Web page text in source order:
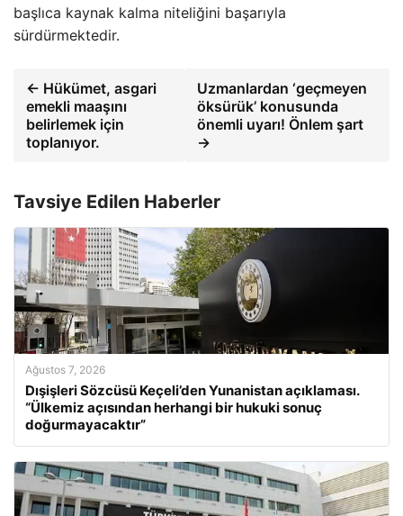
başlıca kaynak kalma niteliğini başarıyla
sürdürmektedir.
← Hükümet, asgari
emekli maaşını
belirlemek için
toplanıyor.
Uzmanlardan ‘geçmeyen
öksürük’ konusunda
önemli uyarı! Önlem şart
→
Tavsiye Edilen Haberler
Ağustos 7, 2026
Dışişleri Sözcüsü Keçeli’den Yunanistan açıklaması.
“Ülkemiz açısından herhangi bir hukuki sonuç
doğurmayacaktır”